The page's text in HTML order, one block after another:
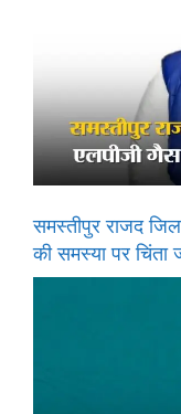
समस्तीपुर राजद
की समस्या पर चिंता